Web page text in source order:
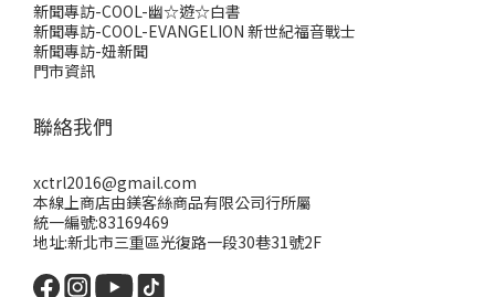
新聞專訪-COOL-幽☆遊☆白書
新聞專訪-COOL-EVANGELION 新世紀福音戰士
新聞專訪-妞新聞
門市資訊
聯絡我們
xctrl2016@gmail.com
本線上商店由鎂客絲商品有限公司行所屬
統一編號:83169469
地址:新北市三重區光復路一段30巷31號2F